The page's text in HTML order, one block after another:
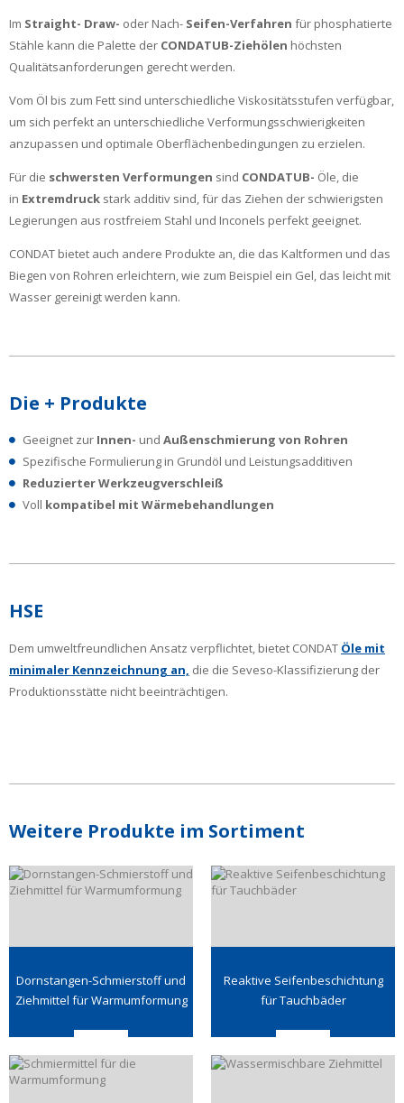
Im Straight- Draw- oder Nach- Seifen-Verfahren für phosphatierte
Stähle kann die Palette der CONDATUB-Ziehölen höchsten
Qualitätsanforderungen gerecht werden.
Vom Öl bis zum Fett sind unterschiedliche Viskositätsstufen verfügbar,
um sich perfekt an unterschiedliche Verformungsschwierigkeiten
anzupassen und optimale Oberflächenbedingungen zu erzielen.
Für die schwersten Verformungen sind CONDATUB- Öle, die
in Extremdruck stark additiv sind, für das Ziehen der schwierigsten
Legierungen aus rostfreiem Stahl und Inconels perfekt geeignet.
CONDAT bietet auch andere Produkte an, die das Kaltformen und das
Biegen von Rohren erleichtern, wie zum Beispiel ein Gel, das leicht mit
Wasser gereinigt werden kann.
Die + Produkte
Geeignet zur Innen- und Außenschmierung von Rohren
Spezifische Formulierung in Grundöl und Leistungsadditiven
Reduzierter Werkzeugverschleiß
Voll kompatibel mit Wärmebehandlungen
HSE
Dem umweltfreundlichen Ansatz verpflichtet, bietet CONDAT Öle mit
minimaler Kennzeichnung an, die die Seveso-Klassifizierung der
Produktionsstätte nicht beeinträchtigen.
Weitere Produkte im Sortiment
Dornstangen-Schmierstoff und
Ziehmittel für Warmumformung
Reaktive Seifenbeschichtung
für Tauchbäder